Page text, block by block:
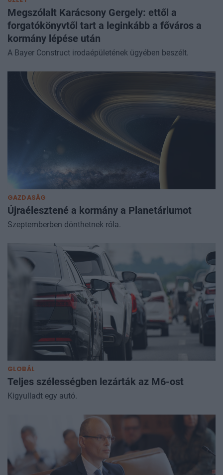
Megszólalt Karácsony Gergely: ettől a
forgatókönyvtől tart a leginkább a főváros a
kormány lépése után
A Bayer Construct irodaépületének ügyében beszélt.
GAZDASÁG
Újraélesztené a kormány a Planetáriumot
Szeptemberben dönthetnek róla.
GLOBÁL
Teljes szélességben lezárták az M6-ost
Kigyulladt egy autó.